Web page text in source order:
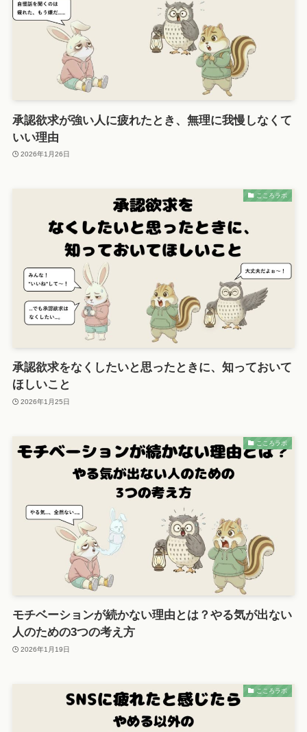
承認欲求が強い人に疲れたとき、無理に我慢しなくて
いい理由
2026年1月26日
こころラボ
承認欲求をなくしたいと思ったときに、知っておいて
ほしいこと
2026年1月25日
こころラボ
モチベーションが続かない理由とは？やる気が出ない
人のための3つの考え方
2026年1月19日
こころラボ